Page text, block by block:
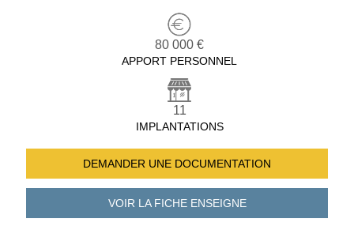
80 000 €
APPORT PERSONNEL
11
IMPLANTATIONS
DEMANDER UNE DOCUMENTATION
VOIR LA FICHEENSEIGNE